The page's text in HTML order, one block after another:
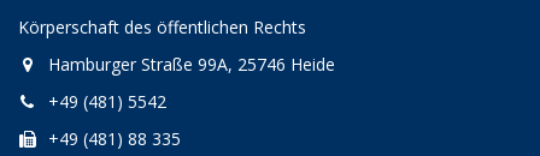
Körperschaft des öffentlichen Rechts
Hamburger Straße 99A, 25746 Heide
+49 (481) 5542
+49 (481) 88 335